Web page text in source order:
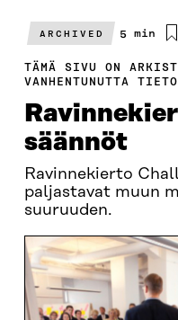
ARCHIVED
Arvioitu
5 min
TÄMÄ SIVU ON
VANHENTUNUTTA
säännöt
Ravinnekierto
paljastavat muun
suuruuden.